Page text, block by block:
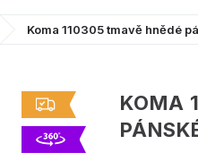
Koma 110305 tmavě hnědé
KOMA